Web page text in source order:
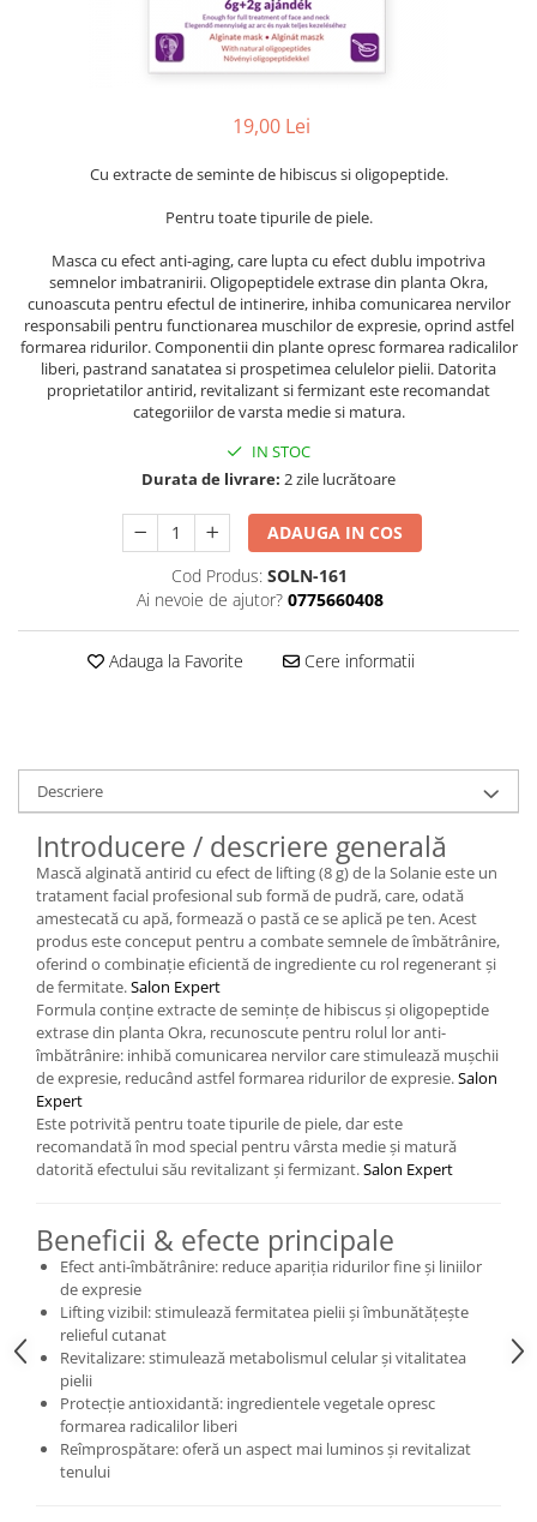
19,00 Lei
Cu extracte de seminte de hibiscus si oligopeptide.
Pentru toate tipurile de piele.
Masca cu efect anti-aging, care lupta cu efect dublu impotriva
semnelor imbatranirii. Oligopeptidele extrase din planta Okra,
cunoascuta pentru efectul de intinerire, inhiba comunicarea nervilor
responsabili pentru functionarea muschilor de expresie, oprind astfel
formarea ridurilor. Componentii din plante opresc formarea radicalilor
liberi, pastrand sanatatea si prospetimea celulelor pielii. Datorita
proprietatilor antirid, revitalizant si fermizant este recomandat
categoriilor de varsta medie si matura.
IN STOC
Durata de livrare: 2 zile lucrătoare
ADAUGA IN COS
Cod Produs: SOLN-161
Ai nevoie de ajutor? 0775660408
Adauga la Favorite Cere informatii
Descriere
Introducere / descriere generală
Mască alginată antirid cu efect de lifting (8 g) de la Solanie este un
tratament facial profesional sub formă de pudră, care, odată
amestecată cu apă, formează o pastă ce se aplică pe ten. Acest
produs este conceput pentru a combate semnele de îmbătrânire,
oferind o combinație eficientă de ingrediente cu rol regenerant și
de fermitate.Salon Expert
Formula conține extracte de semințe de hibiscus și oligopeptide
extrase din planta Okra, recunoscute pentru rolul lor anti-
îmbătrânire: inhibă comunicarea nervilor care stimulează mușchii
de expresie, reducând astfel formarea ridurilor de expresie.Salon
Expert
Este potrivită pentru toate tipurile de piele, dar este
recomandată în mod special pentru vârsta medie și matură
datorită efectului său revitalizant și fermizant.Salon Expert
Beneficii & efecte principale
Efect anti-îmbătrânire: reduce apariția ridurilor fine și liniilor
de expresie
Lifting vizibil: stimulează fermitatea pielii și îmbunătățește
relieful cutanat
Revitalizare: stimulează metabolismul celular și vitalitatea
pielii
Protecție antioxidantă: ingredientele vegetale opresc
formarea radicalilor liberi
Reîmprospătare: oferă un aspect mai luminos și revitalizat
tenului